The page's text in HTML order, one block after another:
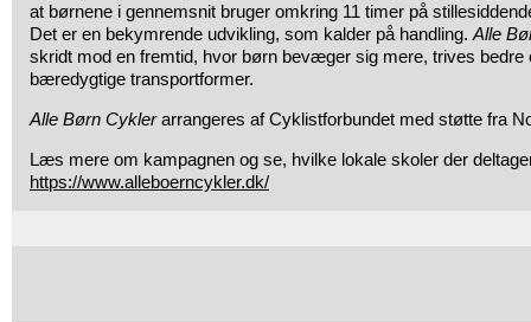
at børnene i gennemsnit bruger omkring 11 timer på
Det er en bekymrende udvikling, som kalder på handling. Alle
skridt mod en fremtid, hvor børn bevæger sig mere, trives
bæredygtige transportformer.
Alle Børn Cyklerarrangeres af Cyklistforbundet med støtte fra
Læs mere om kampagnen og se, hvilke lokale skoler der
https://www.alleboerncykler.dk/